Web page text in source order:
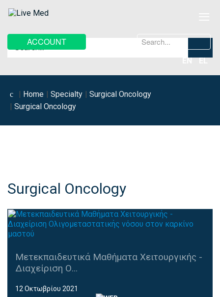
ACCOUNT
EN EL
Home Specialty
Surgical Oncology
Surgical Oncology
Surgical Oncology
Μετεκπαιδευτικά Μαθήματα Χειτουργικής -
Διαχείριση Ο...
12 Οκτωβρίου 2021